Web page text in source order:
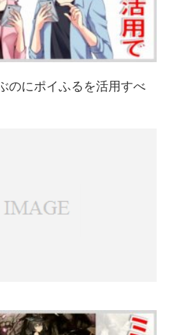
のにポイふるを活用すべ